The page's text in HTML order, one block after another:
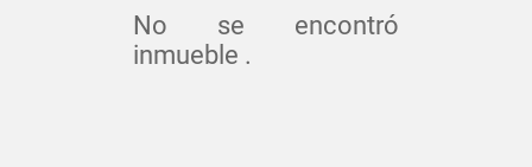
No se encontró
inmueble .